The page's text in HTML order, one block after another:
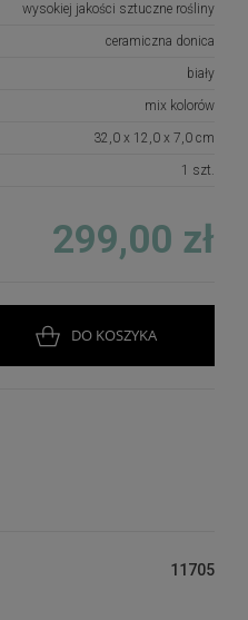
wysokiej jakości sztuczne rośliny
ceramiczna donica
biały
mix kolorów
32,0 x 12,0 x 7,0 cm
1 szt.
299,00 zł
DO KOSZYKA
11705